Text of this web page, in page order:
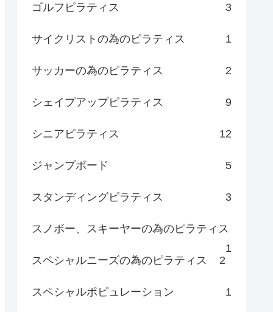
ゴルフピラティス 3
サイクリストの為のピラティス 1
サッカーの為のピラティス 2
シェイプアップピラティス 9
シニアピラティス 12
ジャンプボード 5
スタンディングピラティス 3
スノボー、スキーヤーの為のピラティス
1
スペシャルニーズの為のピラティス
2
スペシャルポピュレーション 1